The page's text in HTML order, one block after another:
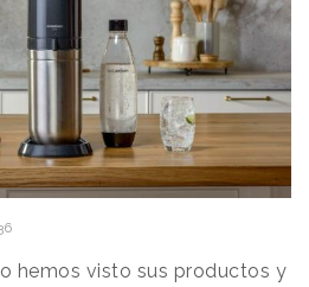
hemos visto sus productos y